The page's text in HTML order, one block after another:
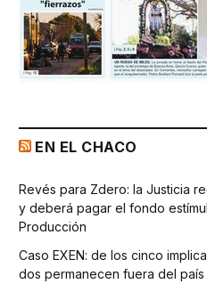
EN EL CHACO
Revés para Zdero: la Justicia
y deberá pagar el fondo
Producción
Caso EXEN: de los cinco
dos permanecen fuera del país